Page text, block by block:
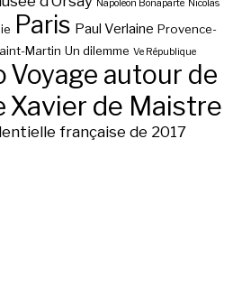
Napoléon Bonaparte Nicolas
Paris Paul Verlaine Provence-
Martin Un dilemme Ve République
Voyage autour de
Xavier de Maistre
française de 2017